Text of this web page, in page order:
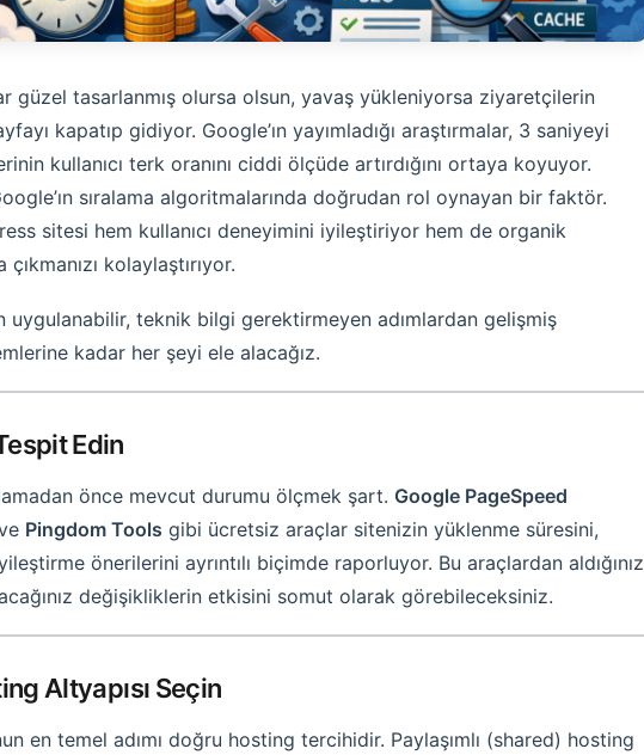
güzel tasarlanmış olursa olsun, yavaş yükleniyorsa ziyaretçilerin
kapatıp gidiyor. Google’ın yayımladığı araştırmalar, 3 saniyeyi
kullanıcı terk oranını ciddi ölçüde artırdığını ortaya koyuyor.
sıralama algoritmalarında doğrudan rol oynayan bir faktör.
sitesi hem kullanıcı deneyimini iyileştiriyor hem de organik
kolaylaştırıyor.
uygulanabilir, teknik bilgi gerektirmeyen adımlardan gelişmiş
kadar her şeyi ele alacağız.
Edin
önce mevcut durumu ölçmek şart. Google PageSpeed
Pingdom Tools gibi ücretsiz araçlar sitenizin yüklenme süresini,
önerilerini ayrıntılı biçimde raporluyor. Bu araçlardan aldığınız
değişikliklerin etkisini somut olarak görebileceksiniz.
Altyapısı Seçin
en temel adımı doğru hosting tercihidir. Paylaşımlı (shared) hosting